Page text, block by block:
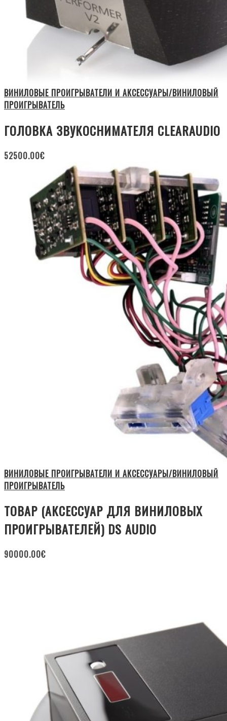
ВИНИЛОВЫЕ ПРОИГРЫВАТЕЛИ И АКСЕССУАРЫ/ВИНИЛОВЫЙ
ПРОИГРЫВАТЕЛЬ
ГОЛОВКА ЗВУКОСНИМАТЕЛЯ CLEARAUDIO
52500.00€
ВИНИЛОВЫЕ ПРОИГРЫВАТЕЛИ И АКСЕССУАРЫ/ВИНИЛОВЫЙ
ПРОИГРЫВАТЕЛЬ
ТОВАР (АКСЕССУАР ДЛЯ ВИНИЛОВЫХ
ПРОИГРЫВАТЕЛЕЙ) DS AUDIO
90000.00€